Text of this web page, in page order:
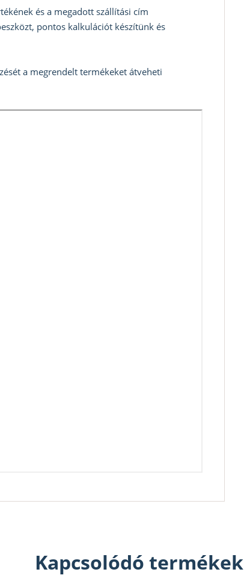
és a megadott szállítási cím
pontos kalkulációt készítünk és
a megrendelt termékeket átveheti
Kapcsolódó termékek